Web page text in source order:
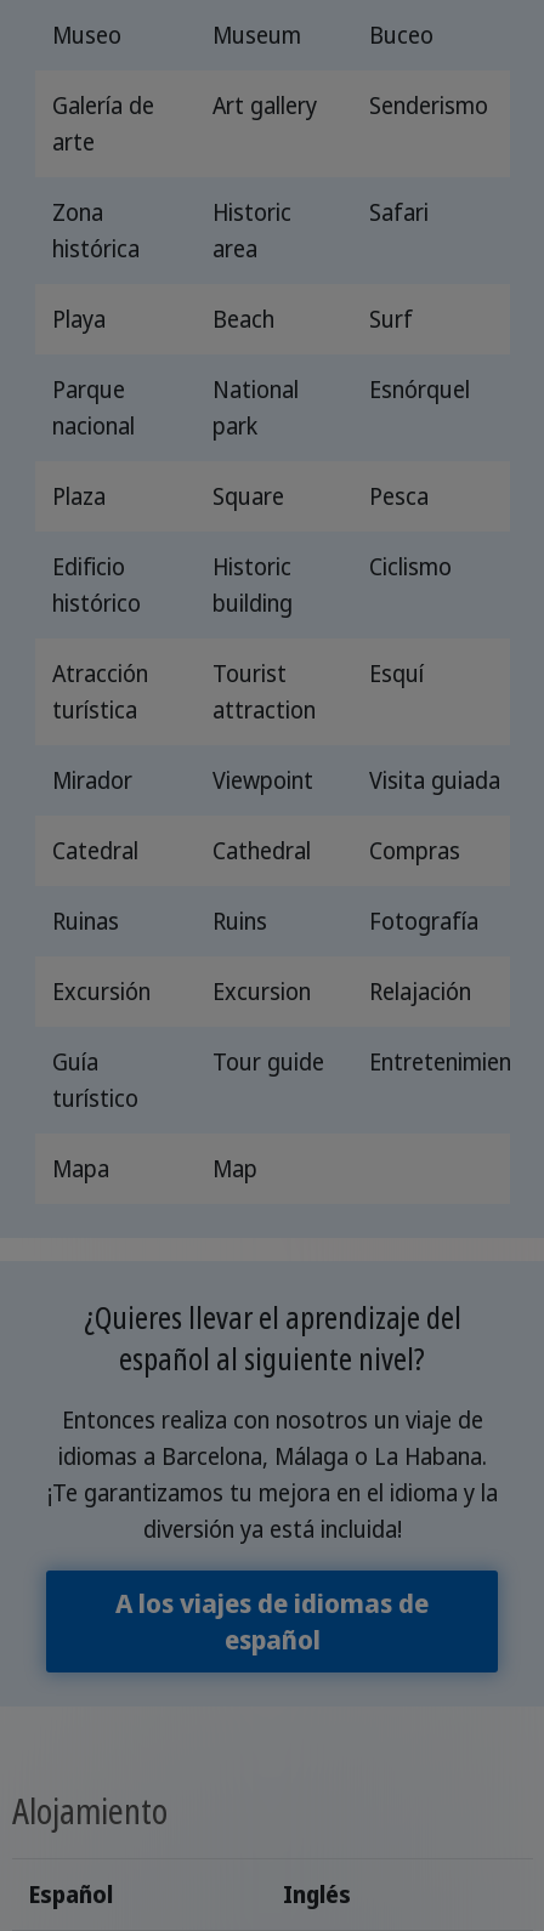
Museo Museum Buceo
Galería de
arte
Art gallery Senderismo
Zona
histórica
Historic
area
Safari
Playa Beach Surf
Parque
nacional
National
park
Esnórquel
Plaza Square Pesca
Edificio
histórico
Historic
building
Ciclismo
Atracción
turística
Tourist
attraction
Esquí
Mirador Viewpoint Visita guiada
Catedral Cathedral Compras
Ruinas Ruins Fotografía
Excursión Excursion Relajación
Guía
turístico
Tour guide Entretenimiento
Mapa Map
¿Quieres llevar el aprendizaje del
español al siguiente nivel?
Entonces realiza con nosotros un viaje de
idiomas a Barcelona, Málaga o La Habana.
¡Te garantizamos tu mejora en el idioma y la
diversión ya está incluida!
A los viajes de idiomas de
español
Alojamiento
Español Inglés